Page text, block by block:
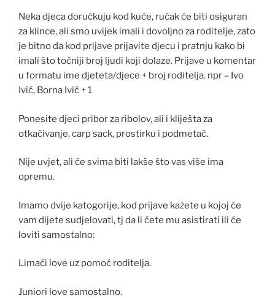
Neka djeca doručkuju kod kuće, ručak će biti osiguran
za klince, ali smo uvijek imali i dovoljno za roditelje, zato
je bitno da kod prijave prijavite djecu i pratnju kako bi
imali što točniji broj ljudi koji dolaze. Prijave u komentar
u formatu ime djeteta/djece + broj roditelja. npr – Ivo
Ivić, Borna Ivić + 1
Ponesite djeci pribor za ribolov, ali i kliješta za
otkačivanje, carp sack, prostirku i podmetač.
Nije uvjet, ali će svima biti lakše što vas više ima
opremu.
Imamo dvije katogorije, kod prijave kažete u kojoj će
vam dijete sudjelovati, tj da li ćete mu asistirati ili će
loviti samostalno:
Limači love uz pomoć roditelja.
Juniori love samostalno.